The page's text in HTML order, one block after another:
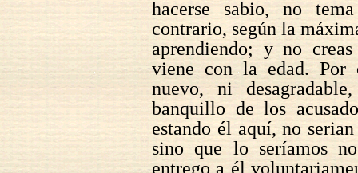
hacerse sabio, no
contrario, según la
aprendiendo; y no
viene con la edad. Por
nuevo, ni
banquillo de los
estando él aquí, no
sino que lo seríamos
entrego a él